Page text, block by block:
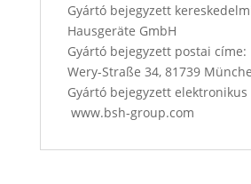
Gyártó bejegyzett
Hausgeräte GmbH
Gyártó bejegyzett postai
Wery-Straße 34, 81739
Gyártó bejegyzett elektronikus
www.bsh-group.com